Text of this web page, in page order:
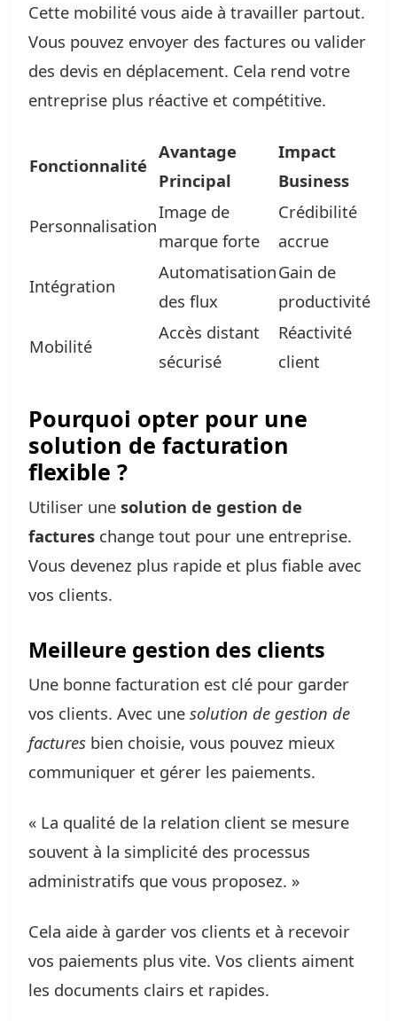
Cette mobilité vous aide à travailler partout.
Vous pouvez envoyer des factures ou valider
des devis en déplacement. Cela rend votre
entreprise plus réactive et compétitive.
Fonctionnalité
Avantage
Principal
Impact
Business
Personnalisation
Image de
marque forte
Crédibilité
accrue
Intégration
Automatisation
des flux
Gain de
productivité
Mobilité
Accès distant
sécurisé
Réactivité
client
Pourquoi opter pour une
solution de facturation
flexible ?
Utiliser une solution de gestion de
factures change tout pour une entreprise.
Vous devenez plus rapide et plus fiable avec
vos clients.
Meilleure gestion des clients
Une bonne facturation est clé pour garder
vos clients. Avec une solution de gestion de
factures bien choisie, vous pouvez mieux
communiquer et gérer les paiements.
« La qualité de la relation client se mesure
souvent à la simplicité des processus
administratifs que vous proposez. »
Cela aide à garder vos clients et à recevoir
vos paiements plus vite. Vos clients aiment
les documents clairs et rapides.